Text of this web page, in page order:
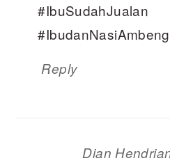
#IbuSudahJualan
#IbudanNasiAmbeng
Reply
Dian